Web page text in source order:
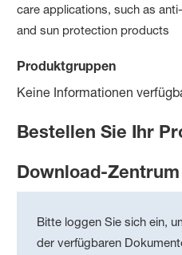
care applications, such as
and sun protection products
Produktgruppen
Keine Informationen
Bestellen Sie Ihr
Download-
Bitte loggen Sie sich ein,
der verfügbaren